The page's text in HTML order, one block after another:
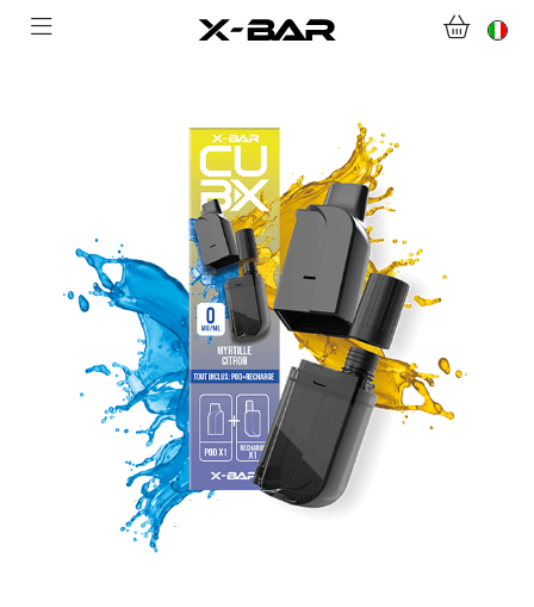
CONTATTACI
DOMANDE FREQUENTI
DIVENTA UN GROSSISTA X-BAR
IL MIO ACCOUNT